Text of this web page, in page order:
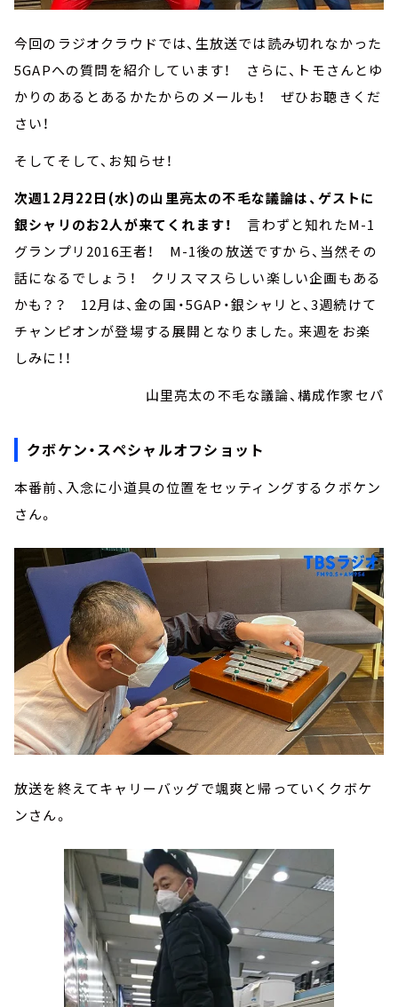
今回のラジオクラウドでは、生放送では読み切れなかった
5GAPへの質問を紹介しています！ さらに、トモさんとゆ
かりのあるとあるかたからのメールも！ ぜひお聴きくだ
さい！
そしてそして、お知らせ！
次週12月22日(水)の山里亮太の不毛な議論は、ゲストに
銀シャリのお2人が来てくれます！
言わずと知れたM-1
グランプリ2016王者！ M-1後の放送ですから、当然その
話になるでしょう！ クリスマスらしい楽しい企画もある
かも？？ 12月は、金の国・5GAP・銀シャリと、3週続けて
チャンピオンが登場する展開となりました。来週をお楽
しみに！！
山里亮太の不毛な議論、構成作家セパ
クボケン・スペシャルオフショット
本番前、入念に小道具の位置をセッティングするクボケン
さん。
放送を終えてキャリーバッグで颯爽と帰っていくクボケ
ンさん。